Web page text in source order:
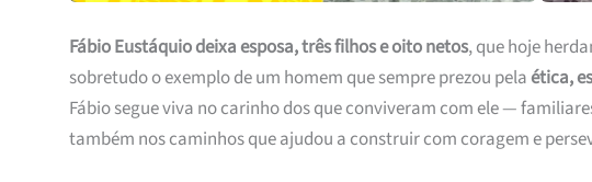
Fábio Eustáquio deixa esposa, três filhos e oito netos, que hoje
sobretudo o exemplo de um homem que sempre prezou pelaética,
Fábio segue viva no carinho dos que conviveram com ele —
também nos caminhos que ajudou a construir com coragem e